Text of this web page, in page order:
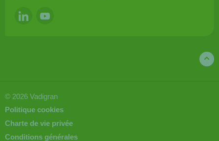
LINKEDINYOUTUBE
© 2026 Vadigran
Politique cookies
Charte de vie privée
Conditions générales